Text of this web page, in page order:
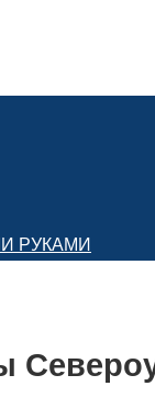
РУКАМИ